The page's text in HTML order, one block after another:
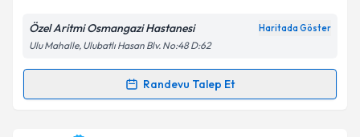
Kişisel verilerimin işlenmesine ilişkin
Aydınlatma
Metni'ni okudum ve kişisel verilerimin belirtilen
kapsamda işlenmesini kabul ediyorum.
Özel Aritmi Osmangazi Hastanesi Haritada Göster
Ulu Mahalle, Ulubatlı Hasan Blv. No:48 D:62
Randevu Talep Et
Randevu Takvimi Talebi